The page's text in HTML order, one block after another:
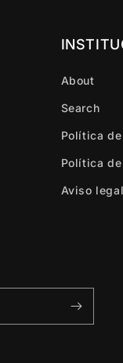
About
Search
Política
Política
Aviso